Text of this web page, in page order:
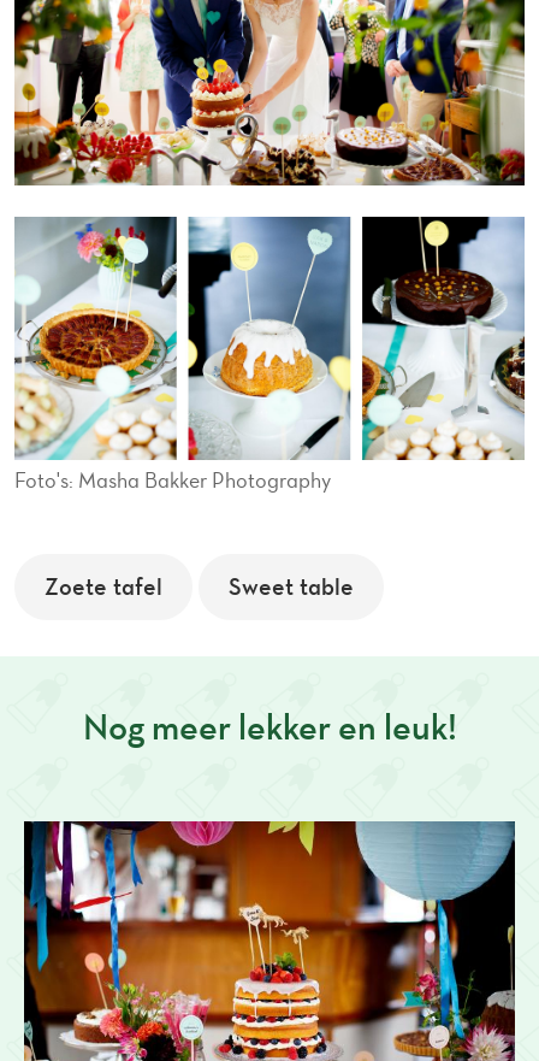
Foto's: Masha Bakker Photography
Zoete tafel Sweet table
Nog meer lekker en leuk!